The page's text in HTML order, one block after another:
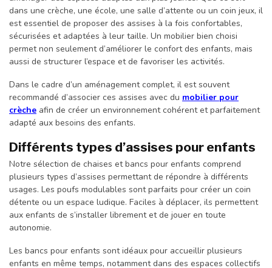
dans une crèche, une école, une salle d’attente ou un coin jeux, il
est essentiel de proposer des assises à la fois confortables,
sécurisées et adaptées à leur taille. Un mobilier bien choisi
permet non seulement d’améliorer le confort des enfants, mais
aussi de structurer l’espace et de favoriser les activités.
Dans le cadre d’un aménagement complet, il est souvent
recommandé d’associer ces assises avec du mobilier pour
crèche afin de créer un environnement cohérent et parfaitement
adapté aux besoins des enfants.
Différents types d’assises pour enfants
Notre sélection de chaises et bancs pour enfants comprend
plusieurs types d’assises permettant de répondre à différents
usages. Les poufs modulables sont parfaits pour créer un coin
détente ou un espace ludique. Faciles à déplacer, ils permettent
aux enfants de s’installer librement et de jouer en toute
autonomie.
Les bancs pour enfants sont idéaux pour accueillir plusieurs
enfants en même temps, notamment dans des espaces collectifs